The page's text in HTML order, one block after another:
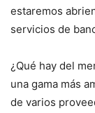
estaremos
servicios de
¿Qué hay del
una gama más
de varios